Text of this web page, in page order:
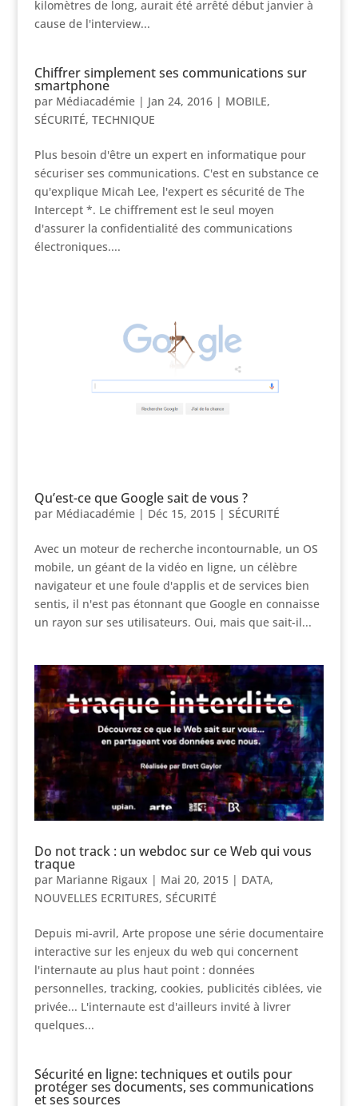
kilomètres de long, aurait été arrêté début janvier à
cause de l'interview...
Chiffrer simplement ses communications sur
smartphone
par Médiacadémie| Jan 24, 2016| MOBILE,
SÉCURITÉ, TECHNIQUE
Plus besoin d'être un expert en informatique pour
sécuriser ses communications. C'est en substance ce
qu'explique Micah Lee, l'expert es sécurité de The
Intercept *. Le chiffrement est le seul moyen
d'assurer la confidentialité des communications
électroniques....
Qu’est-ce que Google sait de vous ?
par Médiacadémie| Déc 15, 2015| SÉCURITÉ
Avec un moteur de recherche incontournable, un OS
mobile, un géant de la vidéo en ligne, un célèbre
navigateur et une foule d'applis et de services bien
sentis, il n'est pas étonnant que Google en connaisse
un rayon sur ses utilisateurs. Oui, mais que sait-il...
Do not track : un webdoc sur ce Web qui vous
traque
par Marianne Rigaux | Mai 20, 2015| DATA,
NOUVELLES ECRITURES, SÉCURITÉ
Depuis mi-avril, Arte propose une série documentaire
interactive sur les enjeux du web qui concernent
l'internaute au plus haut point : données
personnelles, tracking, cookies, publicités ciblées, vie
privée... L'internaute est d'ailleurs invité à livrer
quelques...
Sécurité en ligne: techniques et outils pour
protéger ses documents, ses communications
et ses sources